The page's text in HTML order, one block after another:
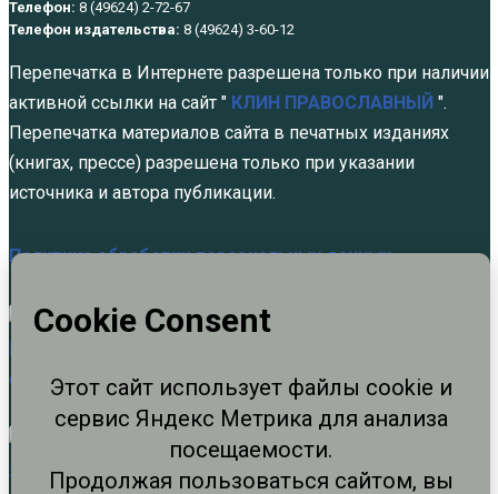
Телефон: 8 (49624) 2-72-67
Телефон издательства: 8 (49624) 3-60-12
Перепечатка в Интернете разрешена только при наличии
активной ссылки на сайт " КЛИН ПРАВОСЛАВНЫЙ ".
Перепечатка материалов сайта в печатных изданиях
(книгах, прессе) разрешена только при указании
источника и автора публикации.
Политика обработки персональных данных
Отец Борис был очень трезвым
благоверных князей…